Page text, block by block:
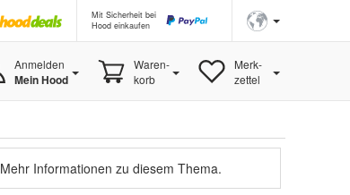
Mit Sicherheit bei
Hood einkaufen
Anmelden
Mein Hood
Waren-
korb
Merk-
zettel
Mehr Informationen zu diesem Thema.